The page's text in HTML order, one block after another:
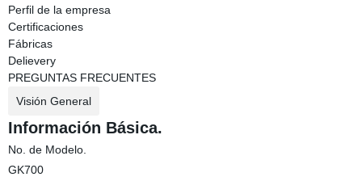
Perfil de la empresa
Certificaciones
Fábricas
Delievery
PREGUNTAS FRECUENTES
Visión General
Información Básica.
No. de Modelo.
GK700